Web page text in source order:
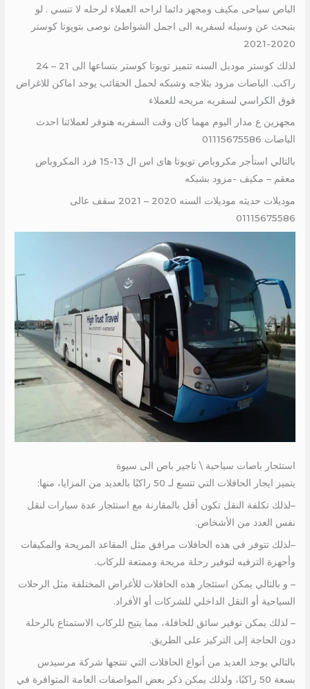
الباص سياحى مكيف ومجهز دائما لراحه العملاء لرحله لا تنسي . لو
بتبحث عن وسيله لسفريه الى اجمل الشواطئ نوصى بتويوتا كوستر
2020-2021
لذلك كوستر موديل السنه تتميز تويوتا كوستر بتساعها الى 21 – 24
راكب. الباصات مزود بثلاجه وشبكه لحمل الحقائب يوجد اماكن للاغراض
فوق الكراسي لسفريه مريحه للعملاء
مجهزين ع مدار اليوم مهما كان وقت السفريه هنوفر لعملائنا احدث
الباصات 01115675586
بالتالي استأجر مكروباص تويوتا هاى اس ال 13-15 فرد المكروباص
معقم – مكيف -مزود بشبكه
موديلات حديثه موديلات السنه 2020 – 2021 سقف عالى
01115675586
استئجار باصات سياحية \ تاجير باص الى سيوة
يتميز ايجار الحافلات التي تتسع لـ 50 راكبًا بالعديد من المزايا، منها:
–لذلك تكلفة النقل تكون أقل بالمقارنة مع استئجار عدة سيارات لنقل
نفس العدد من الأشخاص.
–لذلك تتوفر في هذه الحافلات مرافق مثل المقاعد المريحة والمكيفات
وأجهزة الترفيه لتوفير رحلة مريحة وممتعة للركاب.
– و بالتالي يمكن استئجار هذه الحافلات للأغراض المختلفة مثل الرحلات
السياحية أو النقل الداخلي للشركات أو الأفراد.
– لذلك يمكن توفير سائق للحافلة، مما يتيح للركاب الاستمتاع بالرحلة
دون الحاجة إلى التركيز على الطريق.
بالتالي يوجد العديد من أنواع الحافلات التي تنتجها شركة مرسيدس
بسعة 50 راكبًا، ولذلك يمكن ذكر بعض المواصفات العامة المتوافرة في